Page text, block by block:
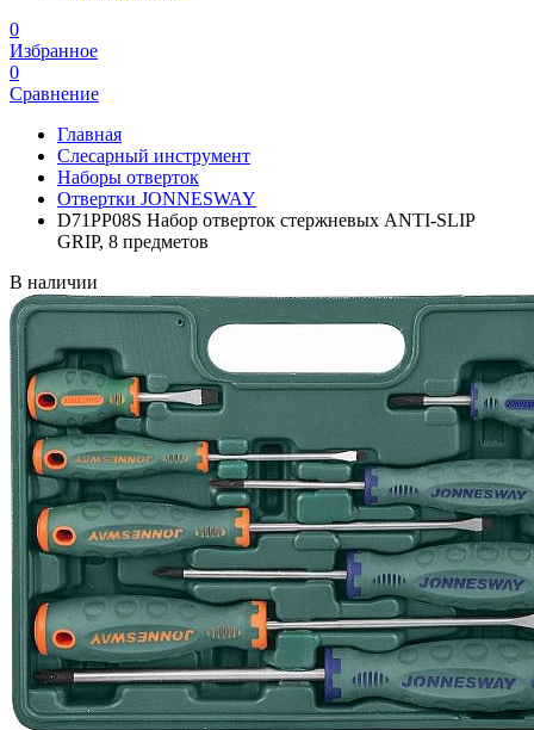
0
Избранное
0
Сравнение
Главная
Слесарный инструмент
Наборы отверток
Отвертки JONNESWAY
D71PP08S Набор отверток стержневых ANTI-SLIP
GRIP, 8 предметов
В наличии